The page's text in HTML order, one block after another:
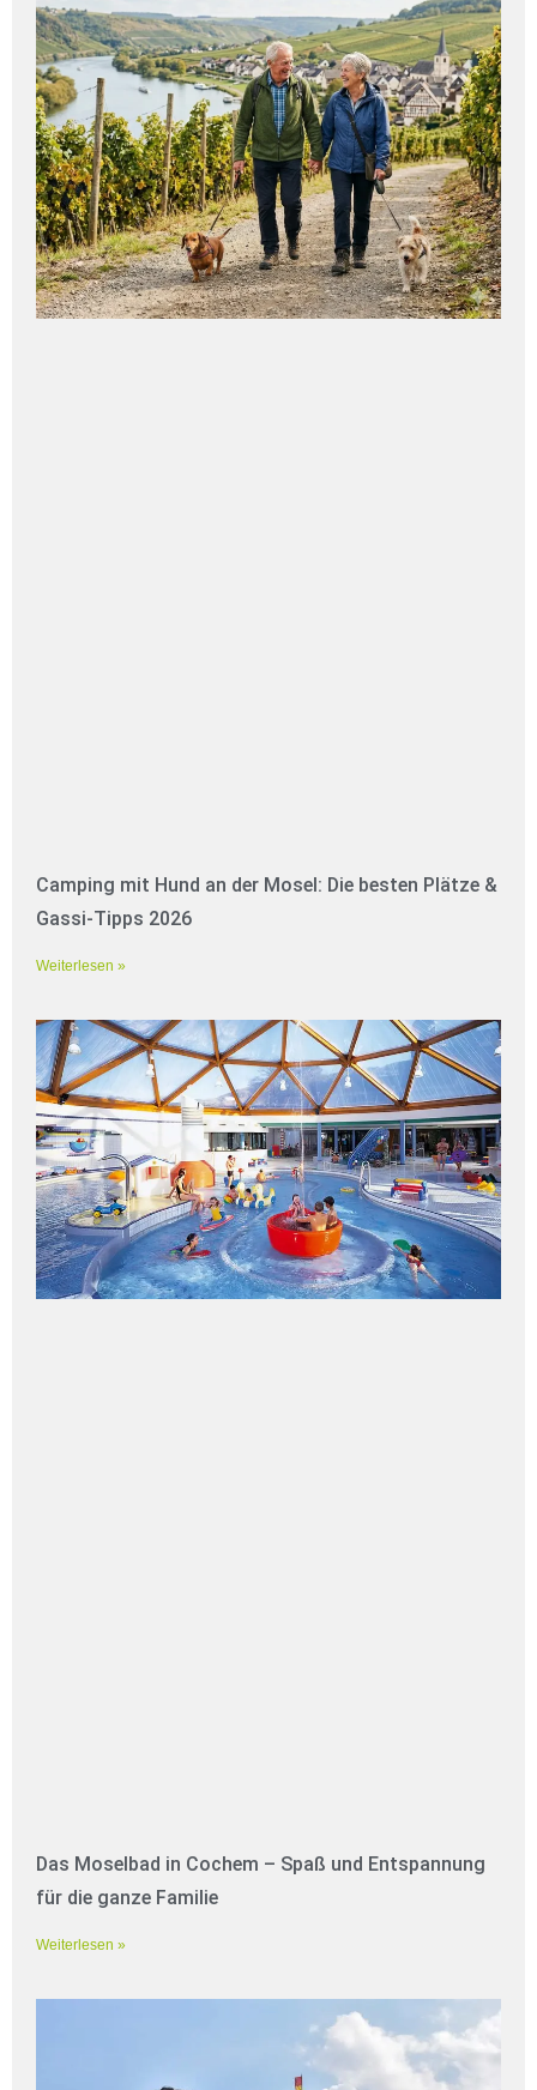
Camping mit Hund an der Mosel: Die besten Plätze &
Gassi-Tipps 2026
Weiterlesen »
Das Moselbad in Cochem – Spaß und Entspannung
für die ganze Familie
Weiterlesen »